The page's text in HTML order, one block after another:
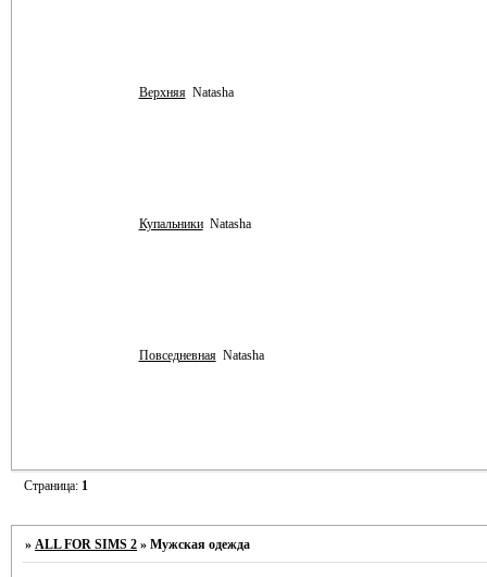
Верхняя Natasha
Купальники Natasha
Повседневная Natasha
Страница: 1
»ALL FOR SIMS 2 »Мужская одежда